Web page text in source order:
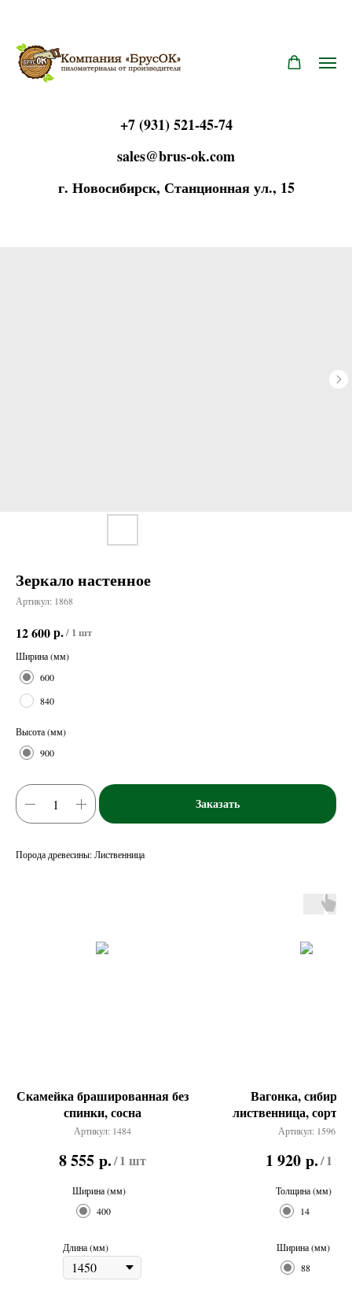
+7 (931) 521-45-74
sales@brus-ok.com
г. Новосибирск, Станционная ул., 15
Зеркало настенное
Артикул: 1868
12 600р./ 1 шт
Ширина (мм)
600
840
Высота (мм)
900
Заказать
Порода древесины: Лиственница
Скамейка брашированная без
спинки, сосна
Артикул: 1484
8 555 р./1 шт
Ширина (мм)
400
Длина (мм)
Вагонка,
лиственница, сорт
Артикул: 1596
1 920 р./1 м²
Толщина (мм)
14
Ширина (мм)
88